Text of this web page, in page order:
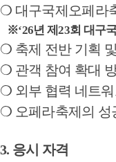
❍ 대구국제오페라
※‘26년 제23회 대구
❍ 축제 전반 기획
❍ 관객 참여 확대
❍ 외부 협력 네트
❍ 오페라축제의
3. 응시 자격